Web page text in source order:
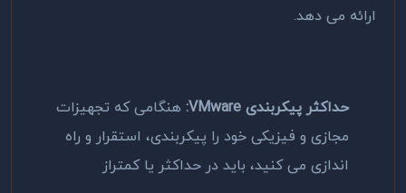
ارائه می دهد.
حداکثر پیکربندی VMware:
هنگامی که تجهیزات
مجازی و فیزیکی خود را پیکربندی، استقرار و راه
اندازی می کنید، باید در حداکثر یا کمتراز